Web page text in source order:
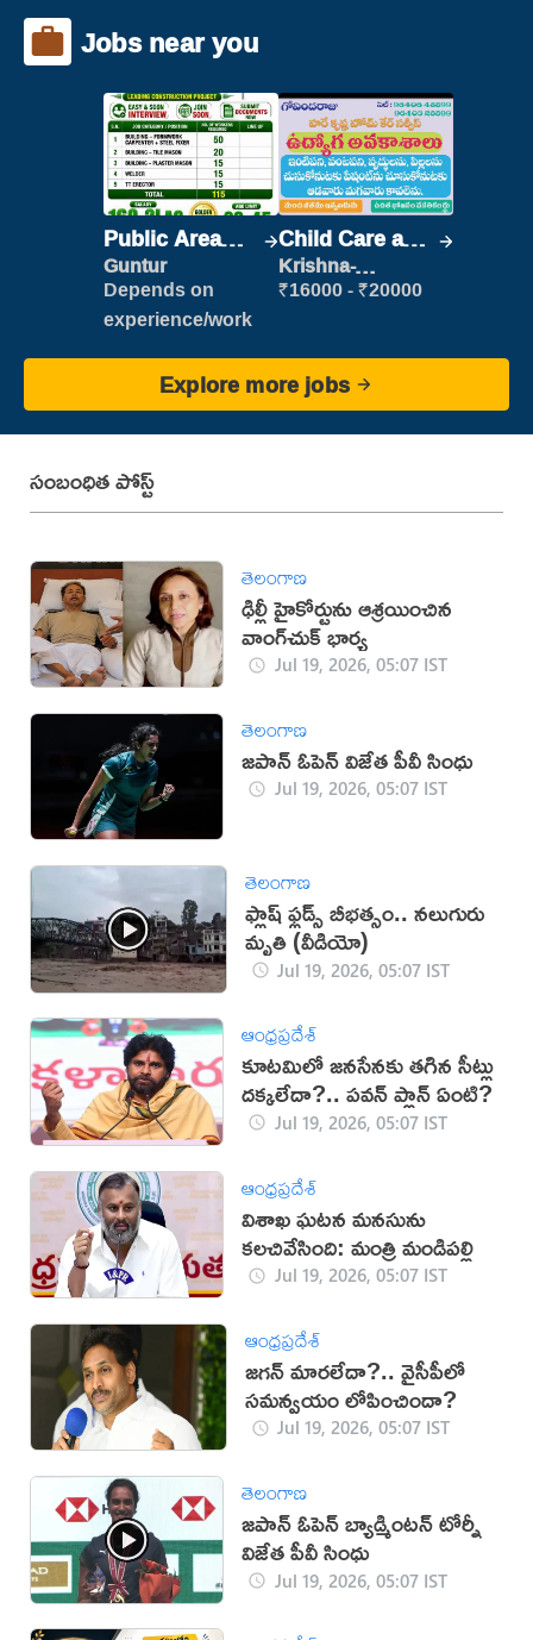
Jobs near you
Public Area
Cleaner
Guntur
Depends on
experience/work
Child Care and
Patient care
Krishna-
vijayawada
₹16000 - ₹20000
Explore more jobs
సంబంధిత పోస్ట్
తెలంగాణ
ఢిల్లీ హైకోర్టును ఆశ్రయించిన
వాంగ్‌చుక్ భార్య
Jul 19, 2026, 05:07 IST
తెలంగాణ
జపాన్‌ ఓపెన్‌ విజేత పీవీ సింధు
Jul 19, 2026, 05:07 IST
తెలంగాణ
ఫ్లాష్ ఫ్లడ్స్ బీభత్సం.. నలుగురు
మృతి (వీడియో)
Jul 19, 2026, 05:07 IST
ఆంధ్రప్రదేశ్
కూటమిలో జనసేనకు తగిన సీట్లు
దక్కలేదా?.. పవన్ ప్లాన్ ఏంటి?
Jul 19, 2026, 05:07 IST
ఆంధ్రప్రదేశ్
విశాఖ ఘటన మనసును
కలచివేసింది: మంత్రి మండిపల్లి
Jul 19, 2026, 05:07 IST
ఆంధ్రప్రదేశ్
జగన్‌ మారలేదా?.. వైసీపీలో
సమన్వయం లోపించిందా?
Jul 19, 2026, 05:07 IST
తెలంగాణ
జపాన్‌ ఓపెన్‌ బ్యాడ్మింటన్‌ టోర్నీ
విజేత పీవీ సింధు
Jul 19, 2026, 05:07 IST